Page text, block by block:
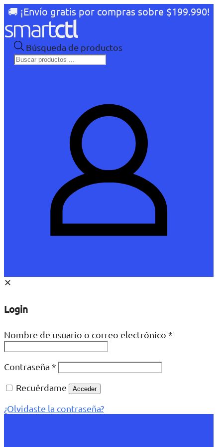
🚚 ¡Envío gratis por compras sobre $199.990!
Búsqueda de productos
✕
Login
Nombre de usuario o correo electrónico *
Contraseña *
Recuérdame
Acceder
¿Olvidaste la contraseña?